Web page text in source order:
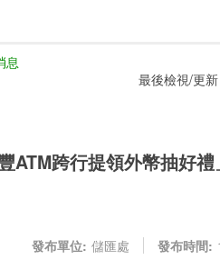
息
最後檢視/更
ATM跨行提領外幣抽好
發布單位: 儲匯處 發布時間: